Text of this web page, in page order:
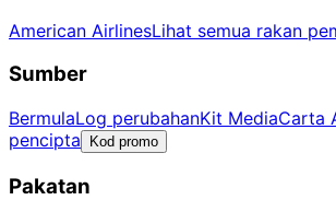
American AirlinesLihat semua rakan
Sumber
BermulaLog perubahanKit MediaCarta
pencipta
Kod promo
Pakatan